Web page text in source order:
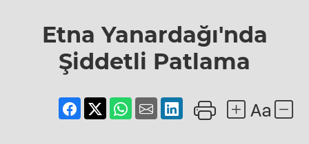
Etna Yanardağı'nda
Şiddetli Patlama